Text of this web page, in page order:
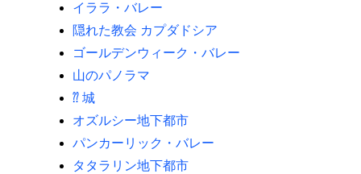
イララ・バレー
隠れた教会 カプダドシア
ゴールデンウィーク・バレー
山のパノラマ
⁇ 城
オズルシー地下都市
パンカーリック・バレー
タタラリン地下都市